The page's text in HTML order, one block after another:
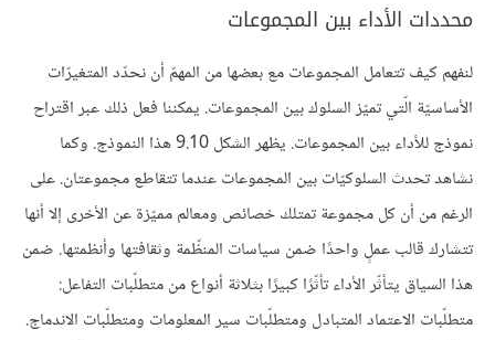
محددات الأداء بين المجموعات
لنفهم كيف تتعامل المجموعات مع بعضها من المهمّ أن نحدّد المتغيرّات
الأساسيّة الّتي تميّز السلوك بين المجموعات. يمكننا فعل ذلك عبر اقتراح
نموذج للأداء بين المجموعات. يظهر الشكل 9.10 هذا النموذج. وكما
نشاهد تحدث السلوكيّات بين المجموعات عندما تتقاطع مجموعتان. على
الرغم من أن كل مجموعة تمتلك خصائص ومعالم مميّزة عن الأخرى إلا أنها
تتشارك قالب عملٍ واحدًا ضمن سياسات المنظّمة وثقافتها وأنظمتها. ضمن
هذا السياق يتأثّر الأداء تأثّرًا كبيرًا بثلاثة أنواع من متطلّبات التفاعل:
متطلّبات الاعتماد المتبادل ومتطلّبات سير المعلومات ومتطلّبات الاندماج.